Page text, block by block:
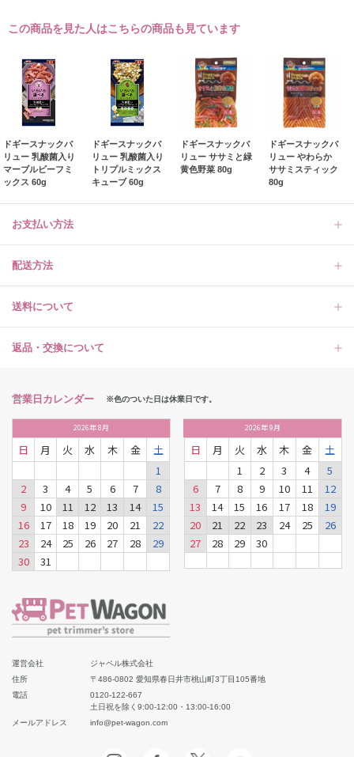
この商品を見た人はこちらの商品も見ています
ドギースナックバ
リュー 乳酸菌入り
マーブルビーフミ
ックス 60g
ドギースナックバ
リュー 乳酸菌入り
トリプルミックス
キューブ 60g
ドギースナックバ
リュー ササミと緑
黄色野菜 80g
ドギースナックバ
リュー やわらか
ササミスティック
80g
お支払い方法
配送方法
送料について
返品・交換について
営業日カレンダー ※色のついた日は休業日です。
2026年8月
日 月 火 水 木 金
土
1
2
3 4 5 6 7
8
9
10 11 12 13 14
15
16
17 18 19 20 21
22
23
24 25 26 27 28
29
30
31
2026年9月
日 月 火 水 木 金
土
1
2 3 4
5
6
7 8 9 10 11
12
13
14 15 16 17 18
19
20
21 22 23 24 25
26
27
28 29 30
運営会社
ジャペル株式会社
住所
〒486-0802 愛知県春日井市桃山町3丁目105番地
電話
0120-122-667
土日祝を除く9:00-12:00・13:00-16:00
メールアドレス
info@pet-wagon.com